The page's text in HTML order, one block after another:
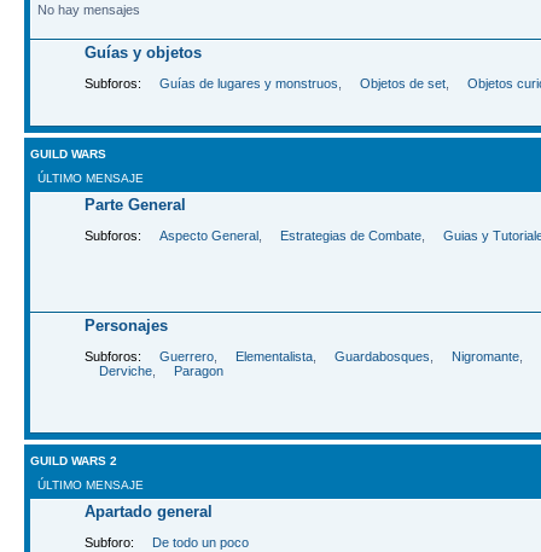
No hay mensajes
Guías y objetos
Subforos: Guías de lugares y monstruos Objetos de set Objetos
GUILD WARS
ÚLTIMO MENSAJE
Parte General
Subforos: Aspecto General Estrategias de Combate Guias y
Personajes
Subforos: Guerrero Elementalista Guardabosques Nigromante
Derviche
Paragon
GUILD WARS 2
ÚLTIMO MENSAJE
Apartado general
Subforo: De todo un poco